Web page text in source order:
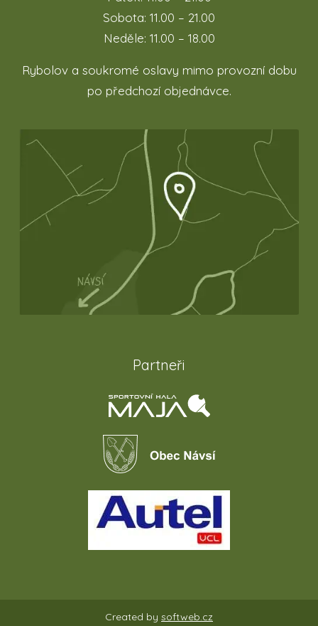
Sobota: 11.00 – 21.00
Neděle: 11.00 – 18.00
Rybolov a soukromé oslavy mimo provozní dobu
po předchozí objednávce.
Partneři
Created by softweb.cz